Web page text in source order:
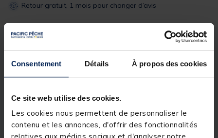
Consentement Détails À propos des cookies
Ce site web utilise des cookies.
Les cookies nous permettent de personnaliser le
contenu et les annonces, d'offrir des fonctionnalités
Retour gratuit, 1 mois pour changer d’avis
Description & détails
Description
Le tee-shirt Minimal est une addition classique au
catalogue de vêtements estival de Korda. Fabriqué à